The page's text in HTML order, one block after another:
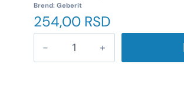
Brend: Geberit
254,00 RSD